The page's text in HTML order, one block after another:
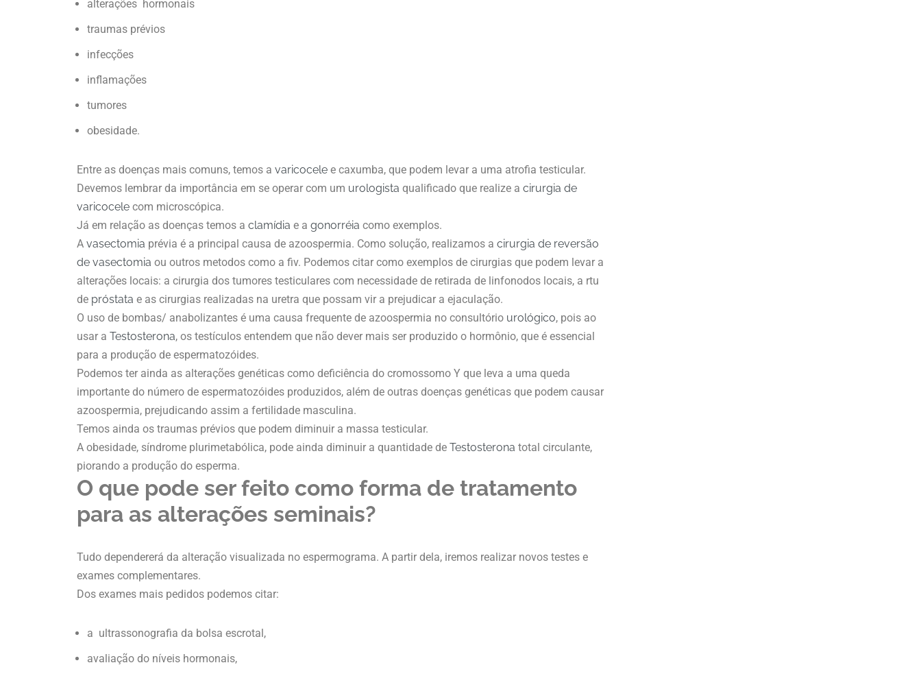
alterações hormonais
traumas prévios
infecções
inflamações
tumores
obesidade.
Entre as doenças mais comuns, temos a varicocele e caxumba, que podem levar a uma atrofia testicular.
Devemos lembrar da importância em se operar com um urologista qualificado que realize a cirurgia de
varicocele com microscópica.
Já em relação as doenças temos a clamídia e a gonorréia como exemplos.
A vasectomia prévia é a principal causa de azoospermia. Como solução, realizamos a cirurgia de reversão
de vasectomia ou outros metodos como a fiv. Podemos citar como exemplos de cirurgias que podem levar a
alterações locais: a cirurgia dos tumores testiculares com necessidade de retirada de linfonodos locais, a rtu
de próstata e as cirurgias realizadas na uretra que possam vir a prejudicar a ejaculação.
O uso de bombas/ anabolizantes é uma causa frequente de azoospermia no consultório urológico, pois ao
usar a Testosterona, os testículos entendem que não dever mais ser produzido o hormônio, que é essencial
para a produção de espermatozóides.
Podemos ter ainda as alterações genéticas como deficiência do cromossomo Y que leva a uma queda
importante do número de espermatozóides produzidos, além de outras doenças genéticas que podem causar
azoospermia, prejudicando assim a fertilidade masculina.
Temos ainda os traumas prévios que podem diminuir a massa testicular.
A obesidade, síndrome plurimetabólica, pode ainda diminuir a quantidade de Testosterona total circulante,
piorando a produção do esperma.
O que pode ser feito como forma de tratamento
para as alterações seminais?
Tudo dependererá da alteração visualizada no espermograma. A partir dela, iremos realizar novos testes e
exames complementares.
Dos exames mais pedidos podemos citar:
a ultrassonografia da bolsa escrotal,
avaliação do níveis hormonais,